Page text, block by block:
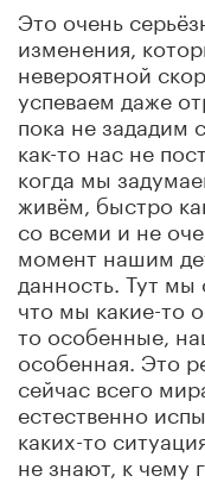
Это очень
изменения,
невероятной
успеваем даже
пока не зададим
как-то нас не
когда мы
живём, быстро
со всеми и не
момент нашим
данность. Тут мы
что мы какие-то
то особенные,
особенная. Это
сейчас всего
естественно
каких-то
не знают, к чему